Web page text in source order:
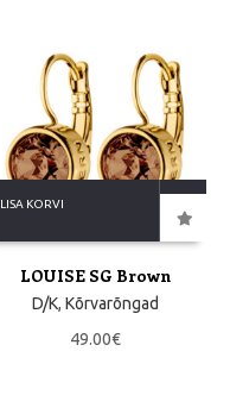
LISA KORVI
LOUISE SG Brown
D/K, Kõrvarõngad
49.00€